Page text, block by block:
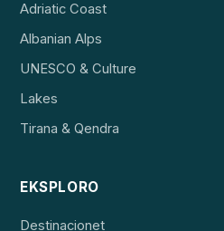
Adriatic Coast
Albanian Alps
UNESCO & Culture
Lakes
Tirana & Qendra
EKSPLORO
Destinacionet